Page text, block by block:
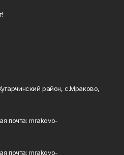
район, с.Мраково,
почта: mrakovo-
почта: mrakovo-